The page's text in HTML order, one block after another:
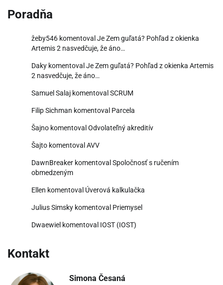
Poradňa
žeby546 komentoval Je Zem guľatá? Pohľad z okienka
Artemis 2 nasvedčuje, že áno…
Daky komentoval Je Zem guľatá? Pohľad z okienka Artemis
2 nasvedčuje, že áno…
Samuel Salaj komentoval SCRUM
Filip Sichman komentoval Parcela
Šajno komentoval Odvolateľný akreditív
Šajto komentoval AVV
DawnBreaker komentoval Spoločnosť s ručením
obmedzeným
Ellen komentoval Úverová kalkulačka
Julius Simsky komentoval Priemysel
Dwaewiel komentoval IOST (IOST)
Kontakt
Simona Česaná